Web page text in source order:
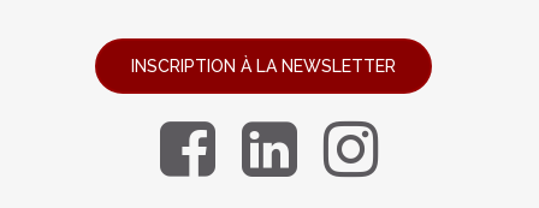
INSCRIPTION À LA NEWSLETTER